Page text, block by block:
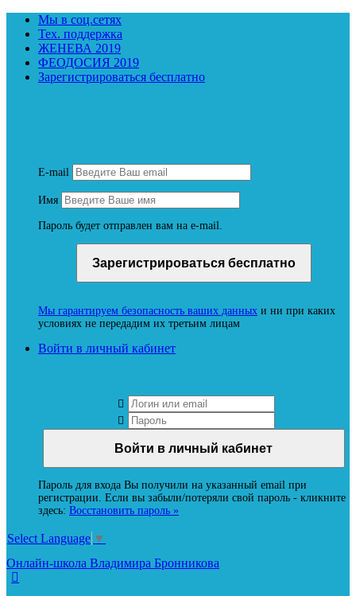
Мы в соц.сетях
Тех. поддержка
ЖЕНЕВА 2019
ФЕОДОСИЯ 2019
Зарегистрироваться бесплатно
E-mail
Имя
Пароль будет отправлен вам на e-mail.
Мы гарантируем безопасность ваших данных и ни при каких
условиях не передадим их третьим лицам
Войти в личный кабинет
Пароль для входа Вы получили на указанный email при
регистрации. Если вы забыли/потеряли свой пароль - кликните
здесь: Восстановить пароль »
Select Language ▼
Онлайн-школа Владимира Бронникова